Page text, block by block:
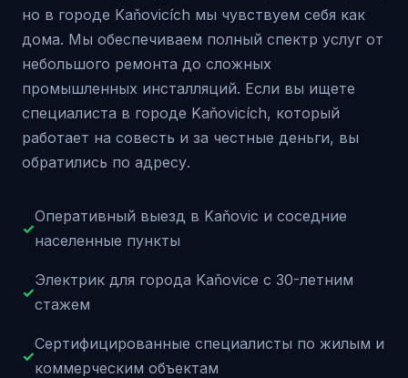
но в городе Kaňovicích мы чувствуем себя как
дома. Мы обеспечиваем полный спектр услуг от
небольшого ремонта до сложных
промышленных инсталляций. Если вы ищете
специалиста в городе Kaňovicích, который
работает на совесть и за честные деньги, вы
обратились по адресу.
✓
Оперативный выезд в Kaňovic и соседние
населенные пункты
✓
Электрик для города Kaňovice с 30-летним
стажем
✓
Сертифицированные специалисты по жилым и
коммерческим объектам